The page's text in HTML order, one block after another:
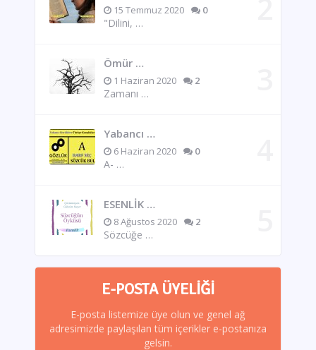
15 Temmuz 2020 0
"Dilini, …
Ömür …
1 Haziran 2020 2
Zamanı …
Yabancı …
6 Haziran 2020 0
A- …
ESENLİK …
8 Ağustos 2020 2
Sözcüğe …
E-POSTA ÜYELIĞI
E-posta listemize üye olun ve genel ağ
adresimizde paylaşılan tüm içerikler e-postanıza
gelsin.